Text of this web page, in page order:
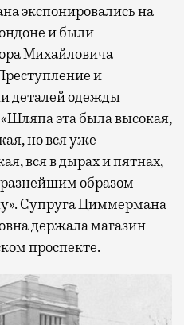
экспонировались на
и были
Михайловича
и
деталей одежды
эта была высокая,
но вся уже
вся в дырах и пятнах,
образом
Супруга Циммермана
держала магазин
проспекте.